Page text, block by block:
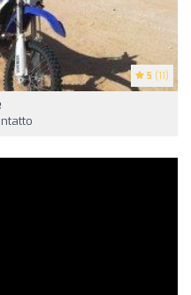
5 (11)